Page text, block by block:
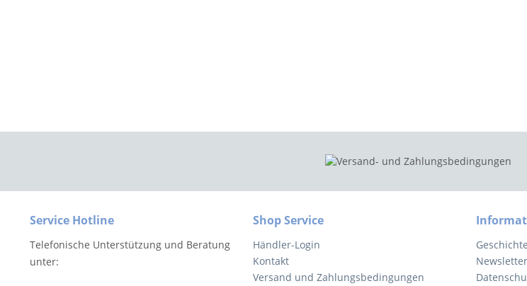
Service Hotline
Telefonische Unterstützung und Beratung
unter:
Shop Service
Händler-Login
Kontakt
Versand und Zahlungsbedingungen
Newsletter